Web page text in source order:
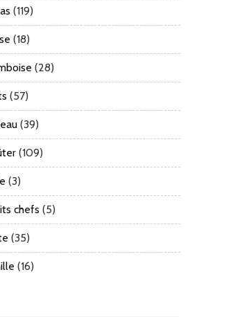
(119)
(18)
(28)
(57)
(39)
(109)
(3)
chefs (5)
(35)
(16)